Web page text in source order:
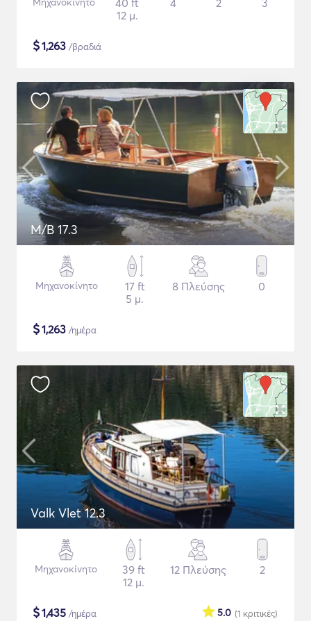
40 ft
12 μ.
4 2 3
$1,263 /βραδιά
M/B 17.3
Μηχανοκίνητο
17 ft
5 μ.
8 Πλεύσης 0
$1,263 /ημέρα
Valk Vlet 12.3
Μηχανοκίνητο
39 ft
12 μ.
12 Πλεύσης 2
$1,435 /ημέρα (1 κριτικές)
5.0